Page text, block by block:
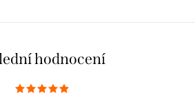
hodnocení